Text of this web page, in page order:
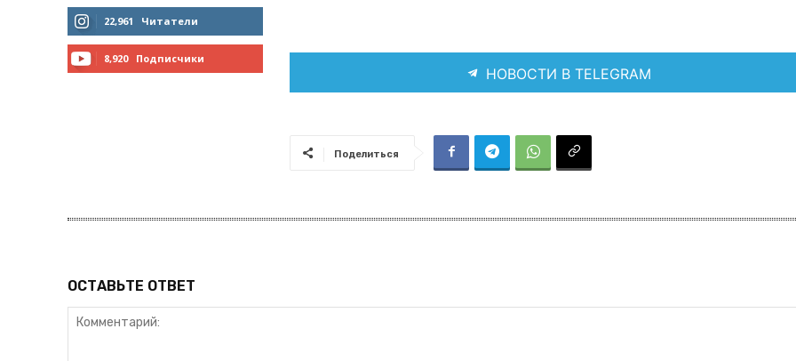
МНЕ НРАВИТСЯ
22,961 Читатели
8,920 Подписчики
НОВОСТИ В TELEGRAM
Поделиться
ОСТАВЬТЕ ОТВЕТ